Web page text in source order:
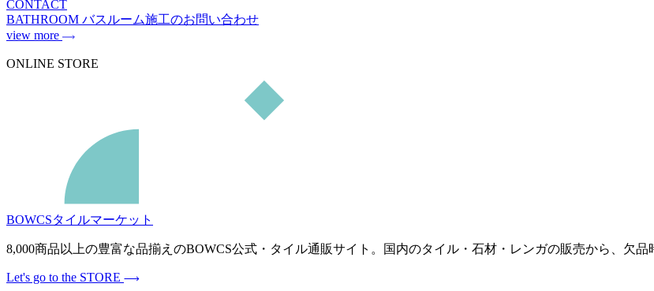
CONTACT
BATHROOM バスルーム施工のお問い合わせ
view more
ONLINE STORE
BOWCSタイルマーケット
8,000商品以上の豊富な品揃えのBOWCS公式・タイル通販サイト。国内のタイル・石材・レンガの販売から、欠
Let's go to the STORE